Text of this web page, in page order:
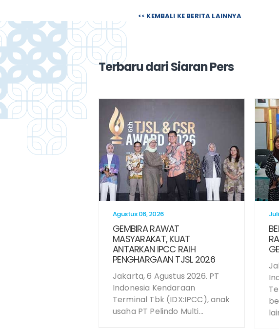
<< KEMBALI KE BERITA LAINNYA
Terbaru dari Siaran Pers
Agustus 06, 2026
GEMBIRA RAWAT
MASYARAKAT, KUAT
ANTARKAN IPCC RAIH
PENGHARGAAN TJSL 2026
Jakarta, 6 Agustus 2026. PT
Indonesia Kendaraan
Terminal Tbk (IDX:IPCC), anak
usaha PT Pelindo Multi...